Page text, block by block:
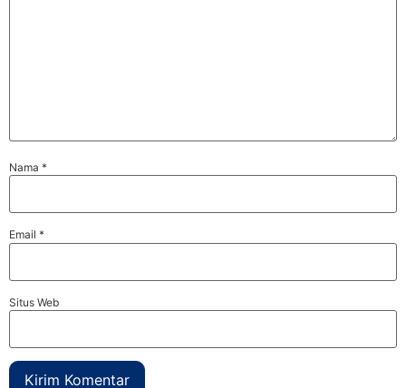
Nama *
Email *
Situs Web